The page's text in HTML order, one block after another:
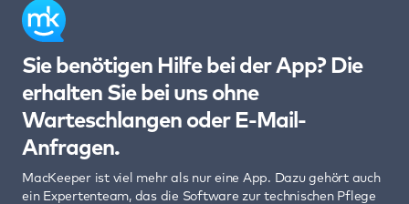
Sie benötigen Hilfe bei der App? Die
erhalten Sie bei uns ohne
Warteschlangen oder E-Mail-
Anfragen.
MacKeeper ist viel mehr als nur eine App. Dazu gehört auch
ein Expertenteam, das die Software zur technischen Pflege